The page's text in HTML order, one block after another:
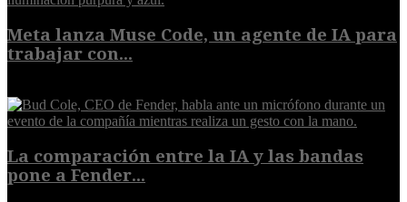
Meta lanza Muse Code, un agente de IA para
trabajar con...
La comparación entre la IA y las bandas
pone a Fender...